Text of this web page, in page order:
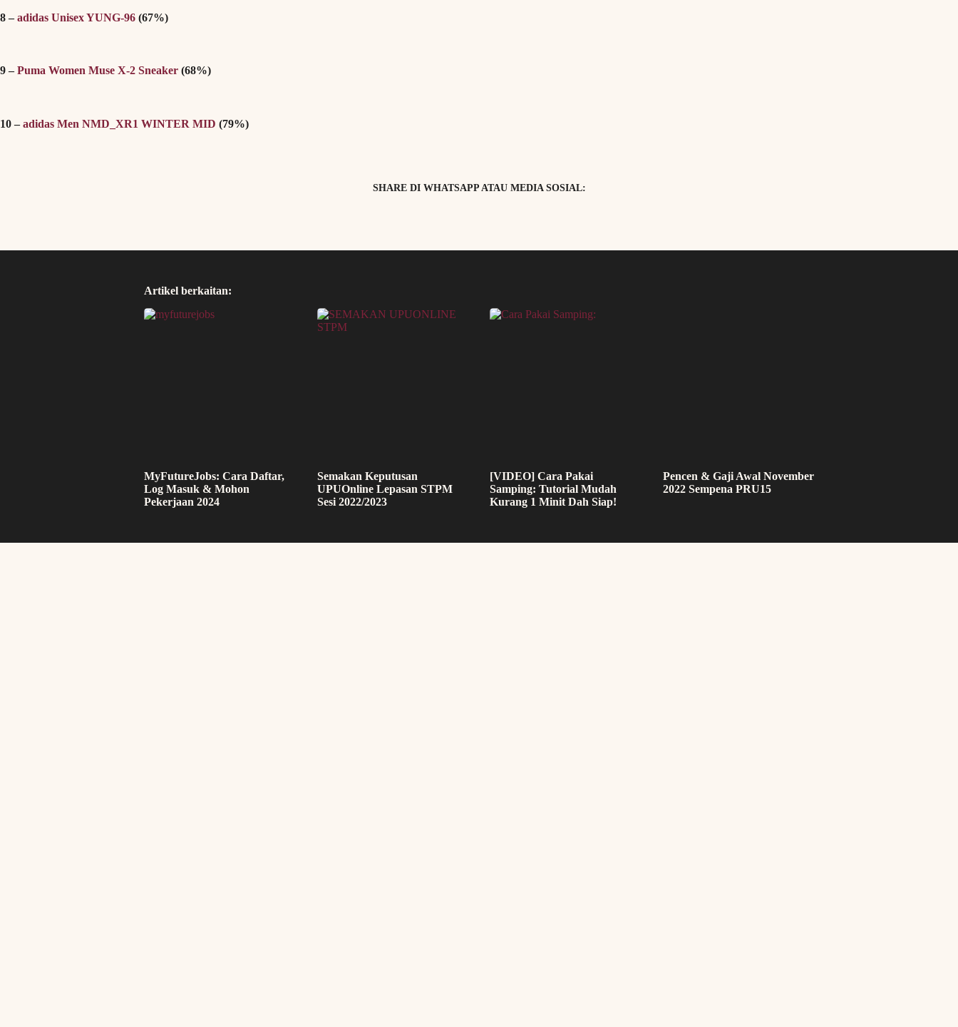
8 –adidas Unisex YUNG-96 (67%)
9 –Puma Women Muse X-2 Sneaker (68%)
10 –adidas Men NMD_XR1 WINTER MID (79%)
SHARE DI WHATSAPP ATAU MEDIA SOSIAL:
Artikel berkaitan:
MyFutureJobs: Cara Daftar,
Log Masuk & Mohon
Pekerjaan 2024
Semakan Keputusan
UPUOnline Lepasan STPM
Sesi 2022/2023
[VIDEO] Cara Pakai
Samping: Tutorial Mudah
Kurang 1 Minit Dah Siap!
Pencen & Gaji Awal November
2022 Sempena PRU15